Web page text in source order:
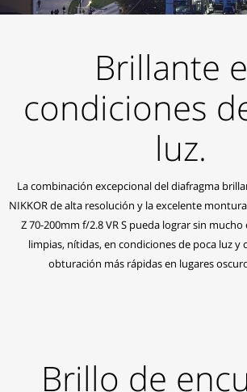
Brillante
condiciones
luz.
La combinación excepcional del diafragma
NIKKOR de alta resolución y la excelente
Z 70-200mm f/2.8 VR S pueda lograr sin
limpias, nítidas, en condiciones de poca luz y
obturación más rápidas en lugares
Brillo de